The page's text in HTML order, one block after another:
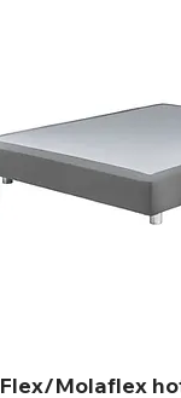
Flex/Molaflex